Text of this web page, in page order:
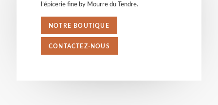
l’épicerie fine by Mourre du Tendre.
NOTRE BOUTIQUE
CONTACTEZ-NOUS